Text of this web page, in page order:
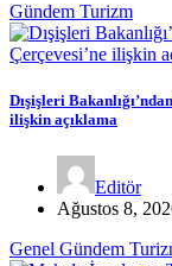
Gündem Turizm
Dışişleri
ilişkin açıklama
Editör
Ağustos 8,
Genel Gündem